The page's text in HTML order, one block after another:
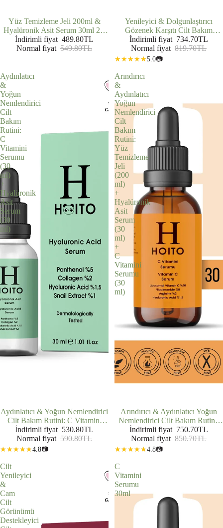
İNDIRIMDE
Yüz Temizleme Jeli 200ml &
Hyalüronik Asit Serum 30ml 2'li
Set
İndirimli fiyat 489.80TL
Normal fiyat 549.80TL
İNDIRIMDE
Yenileyici & Dolgunlaştırıcı
Gözenek Karşıtı Cilt Bakım
Rutini: AHA BHA Tonik (200 ml)
+ AHA BHA Serum (30 ml) +
Hyalüronik Asit Serum (30 ml)
İndirimli fiyat 734.70TL
Normal fiyat 819.70TL
5.0📷
Aydınlatıcı
&
Yoğun
Nemlendirici
Cilt
Bakım
Rutini:
C
Vitamini
Serumu
(30
ml)
+
Hyalüronik
Asit
Serum
(30
ml)
İNDIRIMDE
Aydınlatıcı & Yoğun Nemlendirici
Cilt Bakım Rutini: C Vitamini
Serumu (30 ml) + Hyalüronik Asit
Serum (30 ml)
İndirimli fiyat 530.80TL
Normal fiyat 590.80TL
4.8📷
Arındırıcı
&
Aydınlatıcı
Yoğun
Nemlendirici
Cilt
Bakım
Rutini:
Yüz
Temizleme
Jeli
(200
ml)
+
Hyalüronik
Asit
Serum
(30
ml)
+
C
Vitamini
Serumu
(30
ml)
İNDIRIMDE
Arındırıcı & Aydınlatıcı Yoğun
Nemlendirici Cilt Bakım Rutini:
Yüz Temizleme Jeli (200 ml) +
Hyalüronik Asit Serum (30 ml) +
C Vitamini Serumu (30 ml)
İndirimli fiyat 750.70TL
Normal fiyat 850.70TL
4.8📷
Cilt
Yenileyici
&
Cam
Cilt
Görünümü
Destekleyici
C
Vitamini
Serumu
30ml